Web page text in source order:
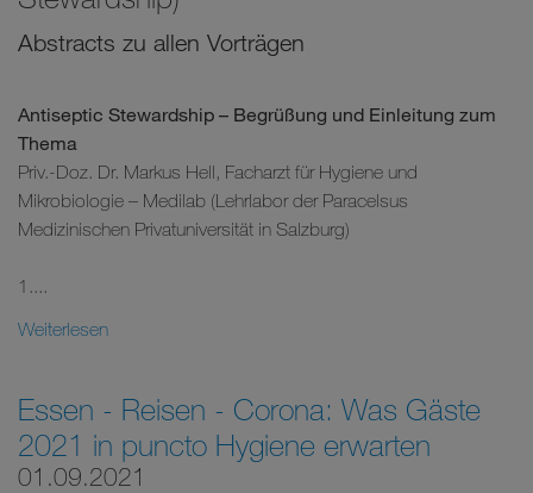
Abstracts zu allen Vorträgen
Antiseptic Stewardship – Begrüßung und Einleitung zum
Thema
Priv.-Doz. Dr. Markus Hell, Facharzt für Hygiene und
Mikrobiologie – Medilab (Lehrlabor der Paracelsus
Medizinischen Privatuniversität in Salzburg)
1....
Weiterlesen
Essen - Reisen - Corona: Was Gäste
2021 in puncto Hygiene erwarten
01.09.2021